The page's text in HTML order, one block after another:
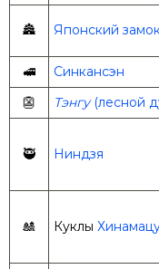
🏯 Японский
🚅
Синкансэн
👺
Тэнгу(лесной
🥷 Ниндзя
🎎 Куклы